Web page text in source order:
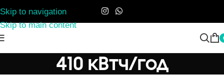
Skip to navigation
Skip to main content
410 кВтч/год